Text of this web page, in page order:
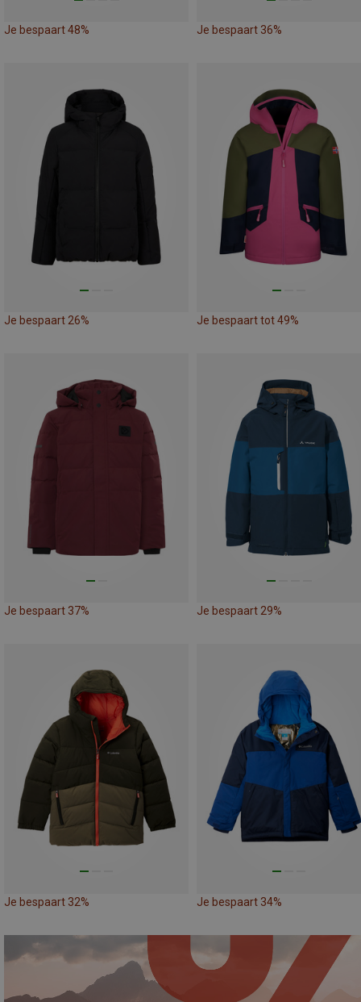
Je bespaart 48% Je bespaart 36%
Je bespaart 26% Je bespaart tot 49%
Je bespaart 37% Je bespaart 29%
Je bespaart 32% Je bespaart 34%